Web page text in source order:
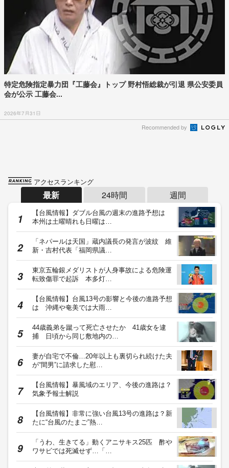
特定危険指定暴力団『工藤会』トップ 野村悟総裁が引退 県公安委員
会が公示 工藤会...
2026年7月31日
Recommended by
アクセスランキング
最新 24時間 週間
【台風情報】ダブル台風の週末の進路予想は
本州は土曜晴れも日曜は…
「ネパールは天国」蔵内議長の発言が波紋 維
新・吉村代表「福岡県議…
東京五輪銀メダリストが人身事故による危険運
転致傷罪で起訴 本多灯…
【台風情報】台風13号の影響と今後の進路予想
は 沖縄や奄美では大雨…
44歳義弟を蹴って死亡させたか 41歳女を逮
捕 日頃から同じ敷地内の…
妻が自宅で不倫…20年以上も裏切られ続けた夫
が“間男”に請求した慰…
【台風情報】暴風域のエリア、今後の進路は？
気象予報士解説
【台風情報】非常に強い台風13号の進路は？新
たに“台風のたまご”熱…
「うわ、生きてる」動くアニサキス25匹 酢や
ワサビでは死滅せず…「…